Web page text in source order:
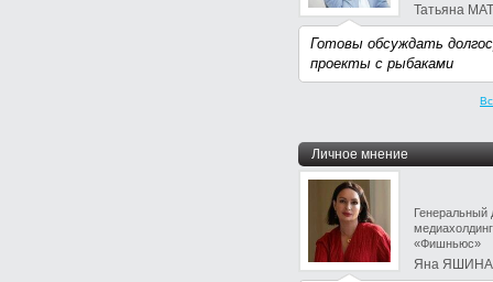
Татьяна
Готовы обсуждать
проекты с рыбаками
Личное мнение
Генеральный
«Фишньюс»
Яна ЯШИНА